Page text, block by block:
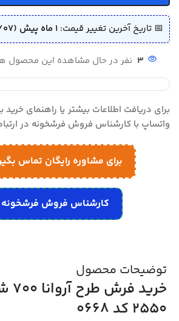
📅 تاریخ آخرین تغییر قیمت: 1 ماه پیش (1405/04/07)
3 نفر در حال مشاهده این محصول
برای دریافت اطلاعات بیشتر یا راهنمای خرید
واتساپ با کارشناس فروش فرشخونه در
برای مشاوره رایگان تماس
کارشناس فروش فرشخونه
توضیحات محصول
2550 کد 0668